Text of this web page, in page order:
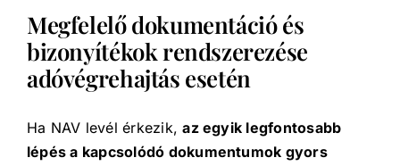
Megfelelő dokumentáció és
bizonyítékok rendszerezése
adóvégrehajtás esetén
Ha NAV levél érkezik,az egyik legfontosabb
lépés a kapcsolódó dokumentumok gyors